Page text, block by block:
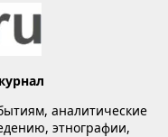
аналитические
этнографии,